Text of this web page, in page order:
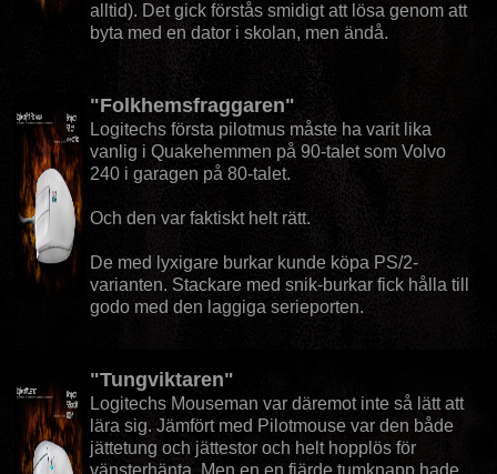
alltid). Det gick förstås smidigt att lösa genom att
byta med en dator i skolan, men ändå.
"Folkhemsfraggaren"
Logitechs första pilotmus måste ha varit lika
vanlig i Quakehemmen på 90-talet som Volvo
240 i garagen på 80-talet.
Och den var faktiskt helt rätt.
De med lyxigare burkar kunde köpa PS/2-
varianten. Stackare med snik-burkar fick hålla till
godo med den laggiga serieporten.
"Tungviktaren"
Logitechs Mouseman var däremot inte så lätt att
lära sig. Jämfört med Pilotmouse var den både
jättetung och jättestor och helt hopplös för
vänsterhänta. Men en en fjärde tumknapp hade